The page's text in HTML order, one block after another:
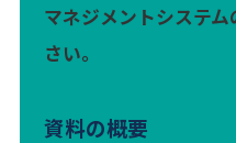
マネジメントシステ
さい。
資料の概要